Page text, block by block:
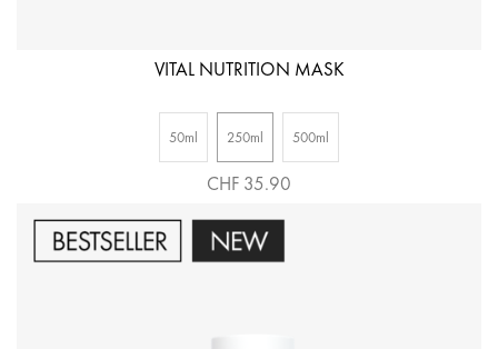
VITAL NUTRITION MASK
50ml 250ml 500ml
CHF 35.90